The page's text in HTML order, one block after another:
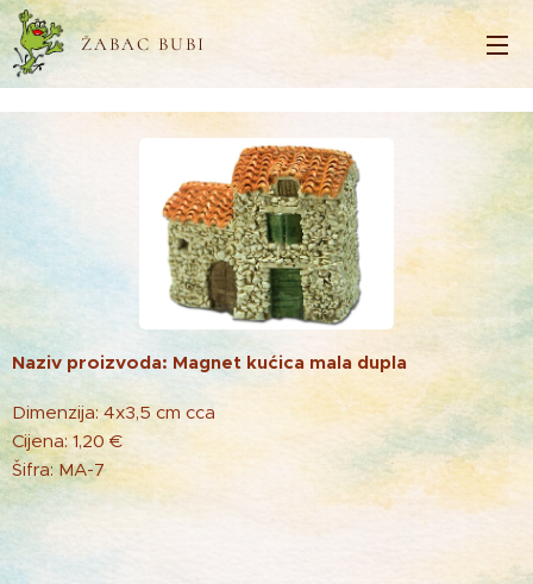
ŽABAC BUBI
Naziv proizvoda: Magnet kućica mala dupla
Dimenzija: 4x3,5 cm cca
Cijena: 1,20 €
Šifra: MA-7